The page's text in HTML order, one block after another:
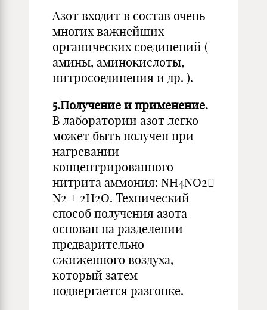
Азот входит в состав очень
многих важнейших
органических соединений (
амины, аминокислоты,
нитросоединения и др. ).
5.Получение и применение.
В лаборатории азот легко
может быть получен при
нагревании
концентрированного
нитрита аммония: NH4NO2
N2 + 2H2O. Технический
способ получения азота
основан на разделении
предварительно
сжиженного воздуха,
который затем
подвергается разгонке.